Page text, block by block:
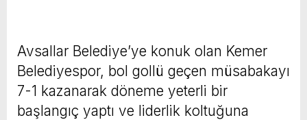
Avsallar Belediye’ye konuk olan Kemer
Belediyespor, bol gollü geçen müsabakayı
7-1 kazanarak döneme yeterli bir
başlangıç yaptı ve liderlik koltuğuna